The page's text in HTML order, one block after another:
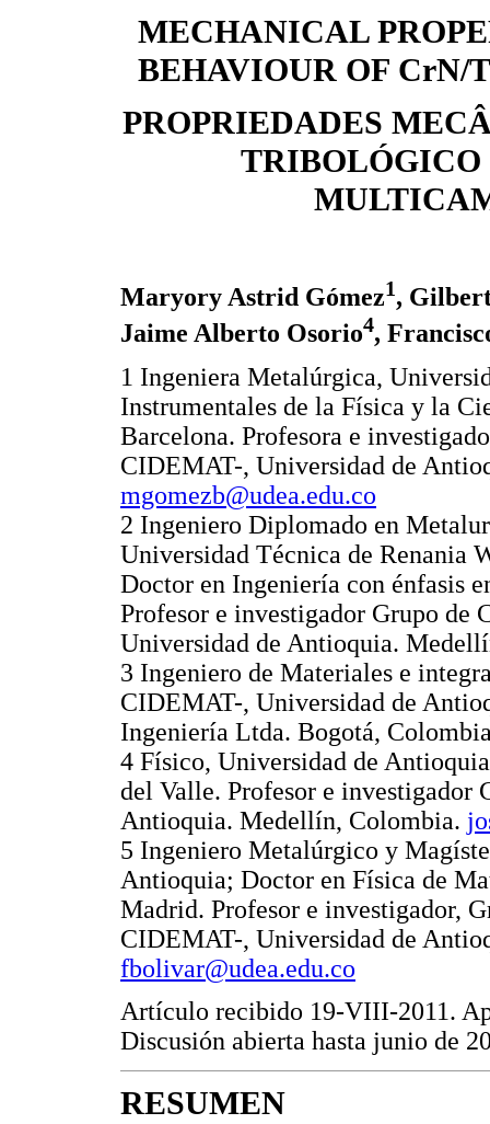
MECHANICAL
BEHAVIOUR OF CrN/
PROPRIEDADES
TRIBOLÓGICO
Maryory Astrid Gómez1,
Jaime Alberto Osorio4,
1 Ingeniera Metalúrgica,
Instrumentales de la Física y la
Barcelona. Profesora e
CIDEMAT-, Universidad de
mgomezb@udea.edu.co
2 Ingeniero Diplomado en
Universidad Técnica de Renania
Doctor en Ingeniería con énfasis
Profesor e investigador Grupo
Universidad de Antioquia.
3 Ingeniero de Materiales e
CIDEMAT-, Universidad de
Ingeniería Ltda. Bogotá,
4 Físico, Universidad de
del Valle. Profesor e investigador
Antioquia. Medellín, Colombia.
5 Ingeniero Metalúrgico y
Antioquia; Doctor en Física de
Madrid. Profesor e investigador,
CIDEMAT-, Universidad de
fbolivar@udea.edu.co
Artículo recibido 19-VIII-2011.
Discusión abierta hasta junio de
RESUMEN